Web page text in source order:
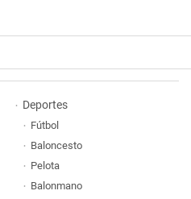
Deportes
Fútbol
Baloncesto
Pelota
Balonmano